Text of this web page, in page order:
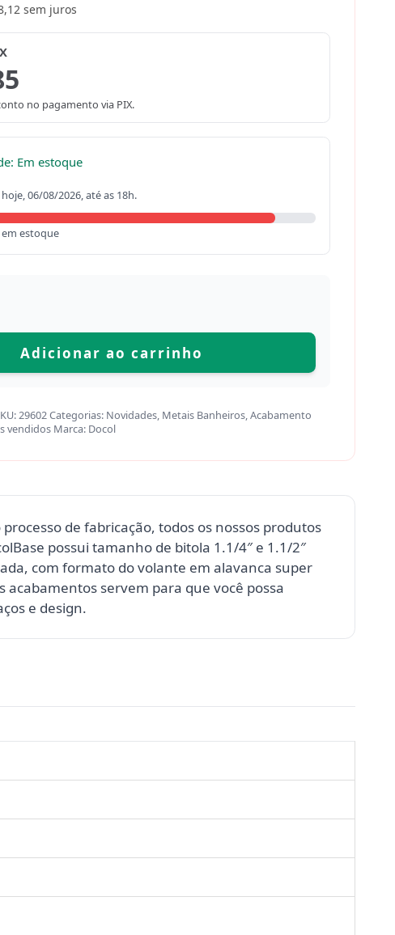
sem juros
no pagamento via PIX.
Em estoque
06/08/2026, até as 18h.
estoque
Adicionar ao carrinho
29602Categorias: Novidades, Metais Banheiros,Acabamento
vendidos Marca: Docol
de fabricação, todos os nossos produtos
possui tamanho de bitola 1.1/4″ e 1.1/2″
com formato do volante em alavanca super
servem para que você possa
e design.